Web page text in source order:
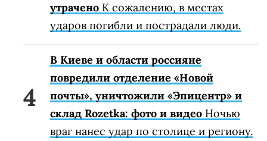
утрачено К сожалению, в местах
ударов погибли и пострадали люди.
В Киеве и области россияне
повредили отделение «Новой
почты», уничтожили «Эпицентр» и
склад Rozetka: фото и видео Ночью
враг нанес удар по столице и региону.